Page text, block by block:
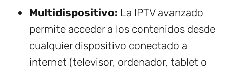
Multidispositivo: La IPTV avanzado
permite acceder a los contenidos desde
cualquier dispositivo conectado a
internet (televisor, ordenador, tablet o